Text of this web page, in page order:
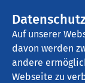
Auf unserer
davon werden
andere
Webseite zu
AMEOS